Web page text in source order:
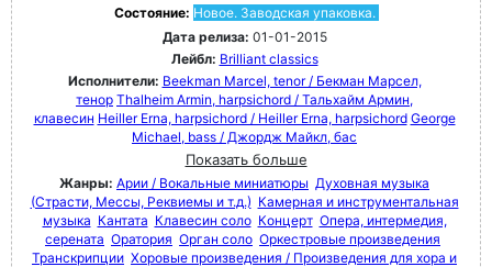
Состояние: Новое. Заводская упаковка.
Дата релиза: 01-01-2015
Лейбл: Brilliant classics
Исполнители: Beekman Marcel, tenor / Бекман Марсел,
тенор Thalheim Armin, harpsichord / Тальхайм Армин,
клавесин Heiller Erna, harpsichord / Heiller Erna, harpsichord George
Michael, bass / Джордж Майкл, бас
Показать больше
Жанры: Арии / Вокальные миниатюры Духовная музыка
(Страсти, Мессы, Реквиемы и т.д.) Камерная и инструментальная
музыка Кантата Клавесин соло Концерт Опера, интермедия,
серената Оратория Орган соло Оркестровые произведения
Транскрипции Хоровые произведения / Произведения для хора и